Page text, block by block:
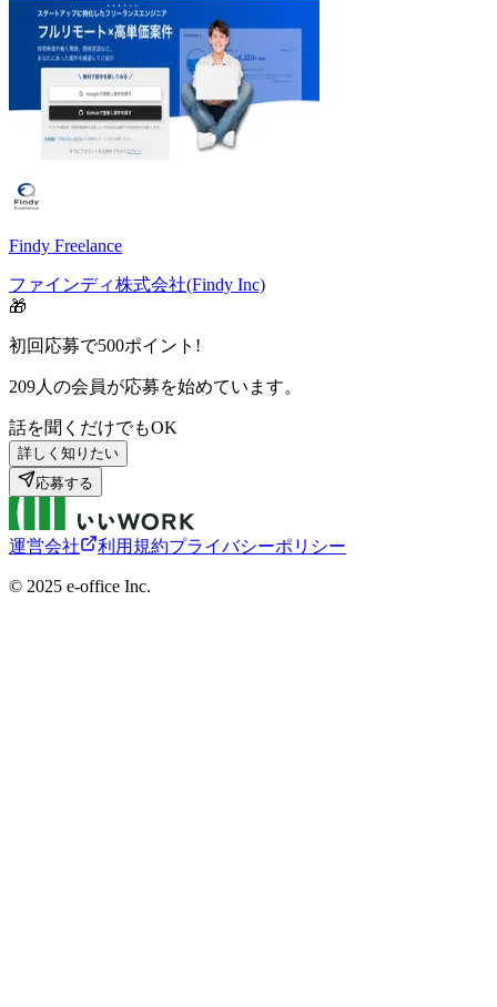
Findy Freelance
ファインディ株式会社(Findy Inc)
🎁
初回応募で500ポイント!
209人の会員が応募を始めています。
話を聞くだけでもOK
詳しく知りたい
応募する
運営会社 利用規約プライバシーポリシー
©︎ 2025 e-office Inc.